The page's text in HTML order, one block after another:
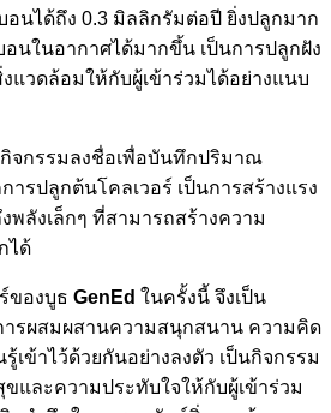
อนได้ถึง 0.3 มิลลิกรัมต่อปี ยิ่งปลูกมาก
นในอากาศได้มากขึ้น เป็นการปลูกฝัง
แวดล้อมให้กับผู้เข้าร่วมได้อย่างแนบ
กิจกรรมลงชื่อเพื่อบันทึกปริมาณ
รปลูกต้นโคลเวอร์ เป็นการสร้างแรง
พลังเล็กๆ ที่สามารถสร้างความ
ได้
ของบูธ GenEd ในครั้งนี้ จึงเป็น
ารผสมผสานความสนุกสนาน ความคิด
เข้าไว้ด้วยกันอย่างลงตัว เป็นกิจกรรม
และความประทับใจให้กับผู้เข้าร่วม